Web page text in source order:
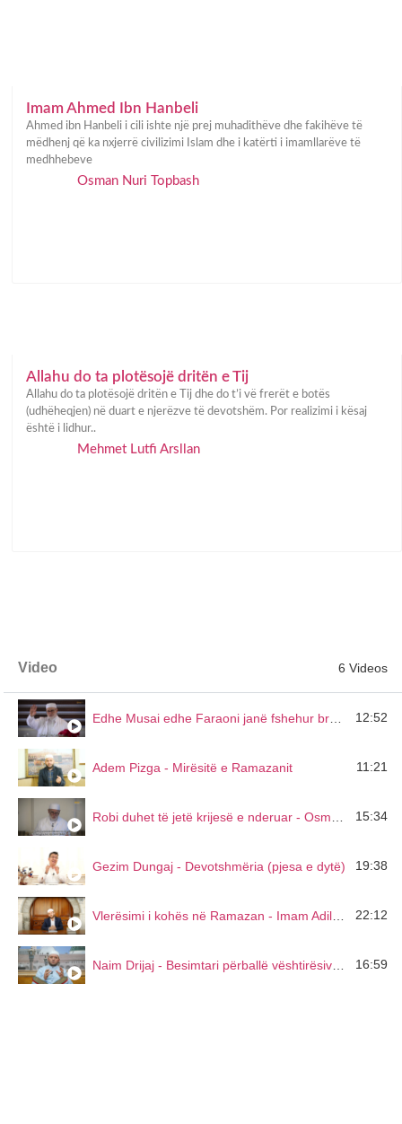
Imam Ahmed Ibn Hanbeli
Ahmed ibn Hanbeli i cili ishte një prej muhadithëve dhe fakihëve të
mëdhenj që ka nxjerrë civilizimi Islam dhe i katërti i imamllarëve të
medhhebeve
Osman Nuri Topbash
Allahu do ta plotësojë dritën e Tij
Allahu do ta plotësojë dritën e Tij dhe do t’i vë frerët e botës
(udhëheqjen) në duart e njerëzve të devotshëm. Por realizimi i kësaj
është i lidhur..
Mehmet Lutfi Arsllan
Video 6 Videos
12:52
Adem Pizga - Mirësitë e Ramazanit 11:21
15:34
Gezim Dungaj - Devotshmëria (pjesa e dytë) 19:38
22:12
16:59